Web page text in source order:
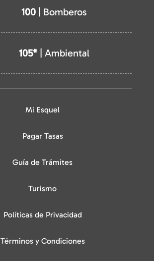
100 | Bomberos
105* | Ambiental
Mi Esquel
Pagar Tasas
Guía de Trámites
Turismo
Políticas de Privacidad
Términos y Condiciones